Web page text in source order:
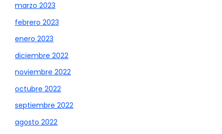
marzo 2023
febrero 2023
enero 2023
diciembre 2022
noviembre 2022
octubre 2022
septiembre 2022
agosto 2022